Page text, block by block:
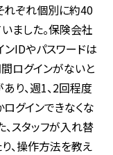
れぞれ個別に約40
ました。保険会社
IDやパスワードは
ログインがないと
り、週1、2回程度
グインできなくな
スタッフが入れ替
、操作方法を教え